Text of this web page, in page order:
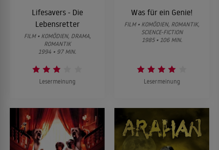
Lifesavers - Die
Lebensretter
FILM • KOMÖDIEN, DRAMA,
ROMANTIK
1994 • 97 MIN.
Lesermeinung
Was für ein Genie!
FILM • KOMÖDIEN, ROMANTIK,
SCIENCE-FICTION
1985 • 106 MIN.
Lesermeinung